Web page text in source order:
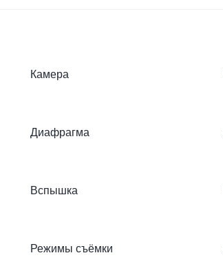
Камера
Диафрагма
Вспышка
Режимы съёмки